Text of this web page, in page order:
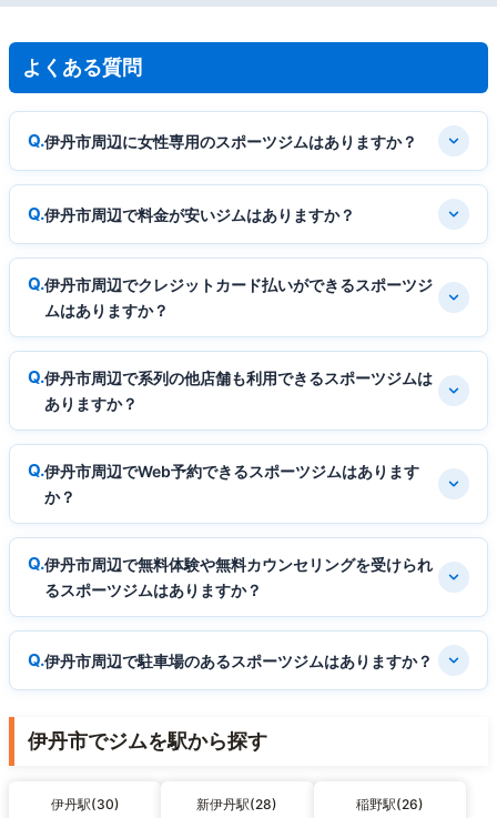
よくある質問
伊丹市周辺に女性専用のスポーツジムはありますか？
伊丹市周辺で料金が安いジムはありますか？
伊丹市周辺でクレジットカード払いができるスポーツジ
ムはありますか？
伊丹市周辺で系列の他店舗も利用できるスポーツジムは
ありますか？
伊丹市周辺でWeb予約できるスポーツジムはあります
か？
伊丹市周辺で無料体験や無料カウンセリングを受けられ
るスポーツジムはありますか？
伊丹市周辺で駐車場のあるスポーツジムはありますか？
伊丹市でジムを駅から探す
伊丹駅(30) 新伊丹駅(28) 稲野駅(26)